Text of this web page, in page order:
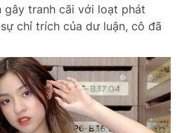
gây tranh cãi với loạt phát
chỉ trích của dư luận, cô đã